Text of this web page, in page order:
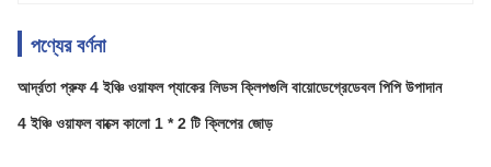
পণ্যের বর্ণনা
আর্দ্রতা প্রুফ 4 ইঞ্চি ওয়াফল প্যাকের লিডস ক্লিপগুলি বায়োডেগ্রেডেবল পিপি উপাদান
4 ইঞ্চি ওয়াফল বাক্সে কালো 1 * 2 টি ক্লিপের জোড়